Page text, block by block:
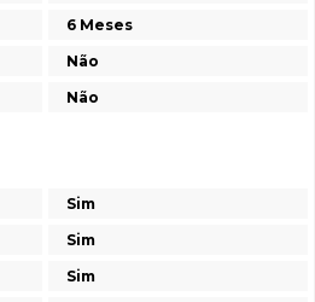
6 Meses
Não
Não
Sim
Sim
Sim